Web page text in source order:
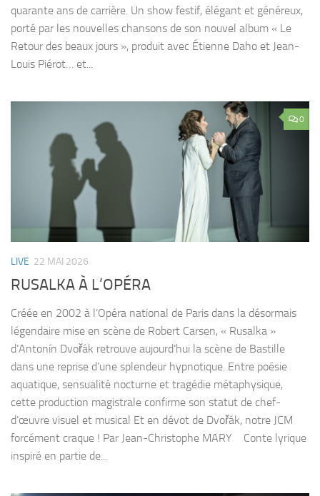
quarante ans de carrière. Un show festif, élégant et généreux,
porté par les nouvelles chansons de son nouvel album « Le
Retour des beaux jours », produit avec Étienne Daho et Jean-
Louis Piérot… et...
0
LIVE 22 MAI 2026
RUSALKA À L’OPÉRA
Créée en 2002 à l’Opéra national de Paris dans la désormais
légendaire mise en scène de Robert Carsen, « Rusalka »
d’Antonín Dvořák retrouve aujourd’hui la scène de Bastille
dans une reprise d’une splendeur hypnotique. Entre poésie
aquatique, sensualité nocturne et tragédie métaphysique,
cette production magistrale confirme son statut de chef-
d’œuvre visuel et musical Et en dévot de Dvořák, notre JCM
forcément craque ! Par Jean-Christophe MARY Conte lyrique
inspiré en partie de...